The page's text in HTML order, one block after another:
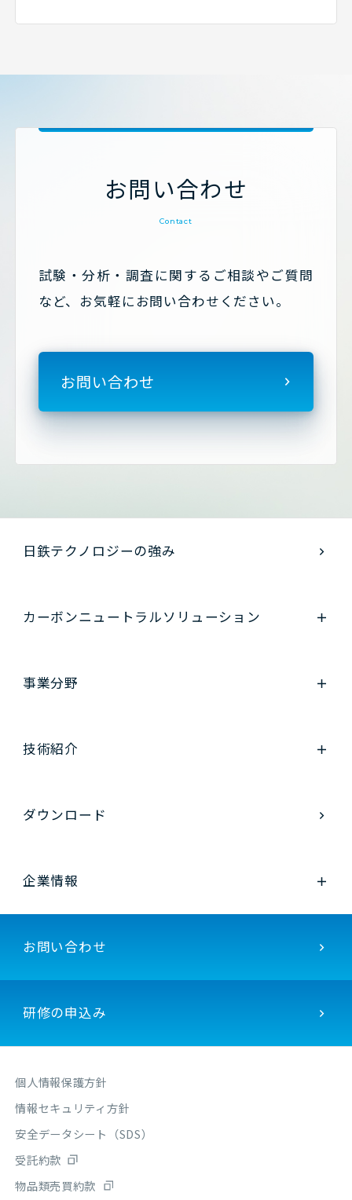
お問い合わせ
Contact
試験・分析・調査に関するご相談やご質問
など、お気軽にお問い合わせください。
お問い合わせ
日鉄テクノロジーの強み
カーボンニュートラルソリューション
事業分野
技術紹介
ダウンロード
企業情報
お問い合わせ
研修の申込み
個人情報保護方針
情報セキュリティ方針
安全データシート（SDS）
受託約款
物品類売買約款